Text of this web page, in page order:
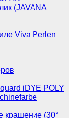
(JAVANA
Viva Perlen
iDYE POLY
крашение (30°